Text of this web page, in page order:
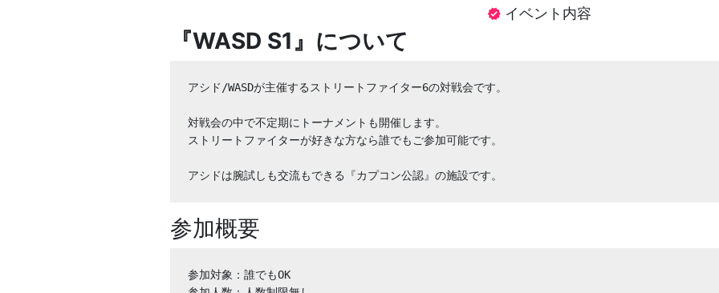
verified イベント内容
『WASD S1』について
アシド/WASDが主催するストリートファイター6の対戦会です。
対戦会の中で不定期にトーナメントも開催します。
ストリートファイターが好きな方なら誰でもご参加可能です。
アシドは腕試しも交流もできる『カプコン公認』の施設です。
参加概要
参加対象：誰でもOK